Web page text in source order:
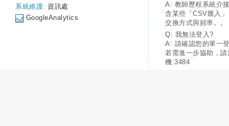
系統維護: 資訊處
GoogleAnalytics
A: 教師歷程系統介
含某些「CSV匯入
交換方式與頻率。。
Q: 我無法登入?
A: 請確認您的單一
若需進一步協助，
機:3484